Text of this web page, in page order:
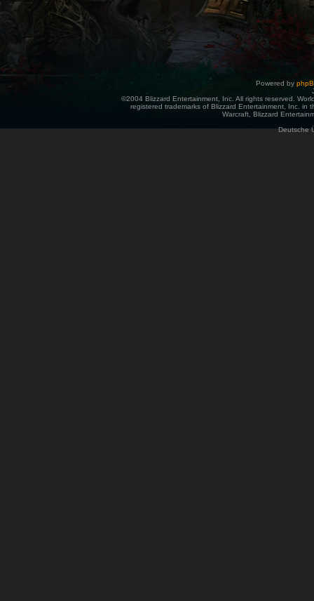
Powered by
©2004 Blizzard Entertainment, Inc. All rights reserved.
registered trademarks of Blizzard Entertainment, Inc. in
Warcraft, Blizzard
Deutsche